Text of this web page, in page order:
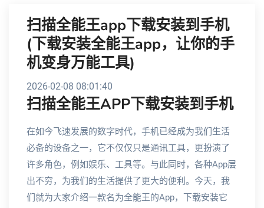
扫描全能王app下载安装到手机
(下载安装全能王app，让你的手
机变身万能工具)
2026-02-08 08:01:40
扫描全能王APP下载安装到手机
在如今飞速发展的数字时代，手机已经成为我们生活
必备的设备之一，它不仅仅只是通讯工具，更扮演了
许多角色，例如娱乐、工具等。与此同时，各种App层
出不穷，为我们的生活提供了更大的便利。今天，我
们就为大家介绍一款名为全能王的App，下载安装它